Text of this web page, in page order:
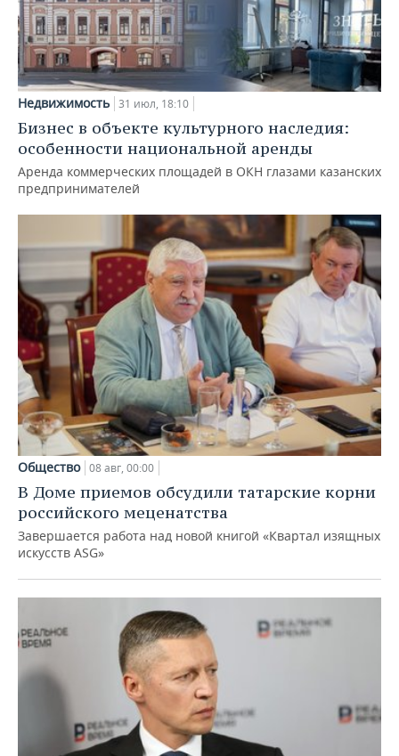
Недвижимость 31 июл, 18:10
Бизнес в объекте культурного наследия:
особенности национальной аренды
Аренда коммерческих площадей в ОКН глазами казанских
предпринимателей
Общество 08 авг, 00:00
В Доме приемов обсудили татарские корни
российского меценатства
Завершается работа над новой книгой «Квартал изящных
искусств ASG»